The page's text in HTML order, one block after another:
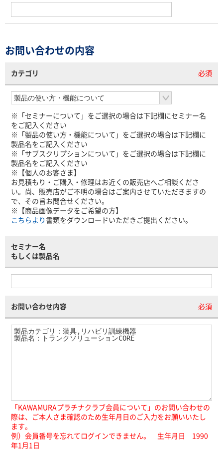
お問い合わせの内容
カテゴリ 必須
※「セミナーについて」をご選択の場合は下記欄にセミナー名
をご記入ください
※「製品の使い方・機能について」をご選択の場合は下記欄に
製品名をご記入ください
※「サブスクリプションについて」をご選択の場合は下記欄に
製品名をご記入ください
※【個人のお客さま】
お見積もり・ご購入・修理はお近くの販売店へご相談くださ
い。尚、販売店がご不明の場合はご案内させていただきますの
で、その旨お問合せください。
※【商品画像データをご希望の方】
こちらより 書類をダウンロードいただきご提出ください。
セミナー名
もしくは製品名
お問い合わせ内容 必須
「KAWAMURAプラチナクラブ会員について」のお問い合わせの
際は、ご本人さま確認のため生年月日のご入力をお願いいたし
ます。
例）会員番号を忘れてログインできません。 生年月日 1990
年1月1日